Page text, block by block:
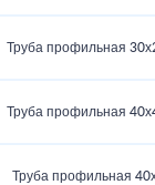
Труба профильная
Труба профильная
Труба профильная